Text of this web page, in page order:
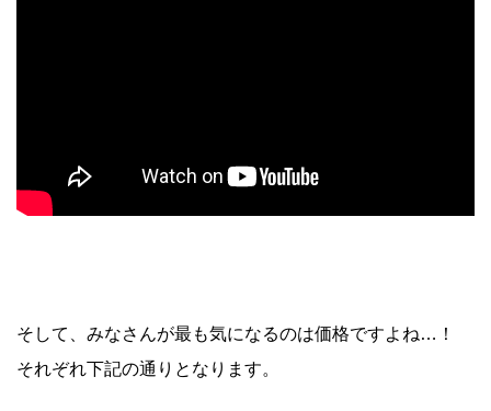
そして、みなさんが最も気になるのは価格ですよね…！
それぞれ下記の通りとなります。